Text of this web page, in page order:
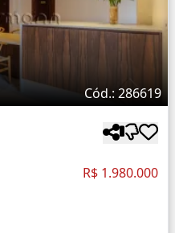
Cód.: 286619
R$ 1.980.000